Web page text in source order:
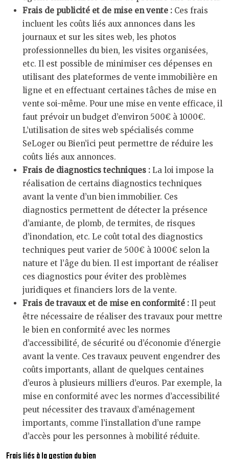
Frais de publicité et de mise en vente : Ces frais
incluent les coûts liés aux annonces dans les
journaux et sur les sites web, les photos
professionnelles du bien, les visites organisées,
etc. Il est possible de minimiser ces dépenses en
utilisant des plateformes de vente immobilière en
ligne et en effectuant certaines tâches de mise en
vente soi-même. Pour une mise en vente efficace, il
faut prévoir un budget d’environ 500€ à 1000€.
L’utilisation de sites web spécialisés comme
SeLoger ou Bien’ici peut permettre de réduire les
coûts liés aux annonces.
Frais de diagnostics techniques : La loi impose la
réalisation de certains diagnostics techniques
avant la vente d’un bien immobilier. Ces
diagnostics permettent de détecter la présence
d’amiante, de plomb, de termites, de risques
d’inondation, etc. Le coût total des diagnostics
techniques peut varier de 500€ à 1000€ selon la
nature et l’âge du bien. Il est important de réaliser
ces diagnostics pour éviter des problèmes
juridiques et financiers lors de la vente.
Frais de travaux et de mise en conformité : Il peut
être nécessaire de réaliser des travaux pour mettre
le bien en conformité avec les normes
d’accessibilité, de sécurité ou d’économie d’énergie
avant la vente. Ces travaux peuvent engendrer des
coûts importants, allant de quelques centaines
d’euros à plusieurs milliers d’euros. Par exemple, la
mise en conformité avec les normes d’accessibilité
peut nécessiter des travaux d’aménagement
importants, comme l’installation d’une rampe
d’accès pour les personnes à mobilité réduite.